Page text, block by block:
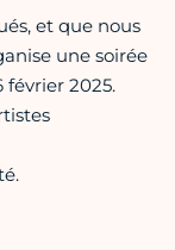
et que nous
une soirée
février 2025.